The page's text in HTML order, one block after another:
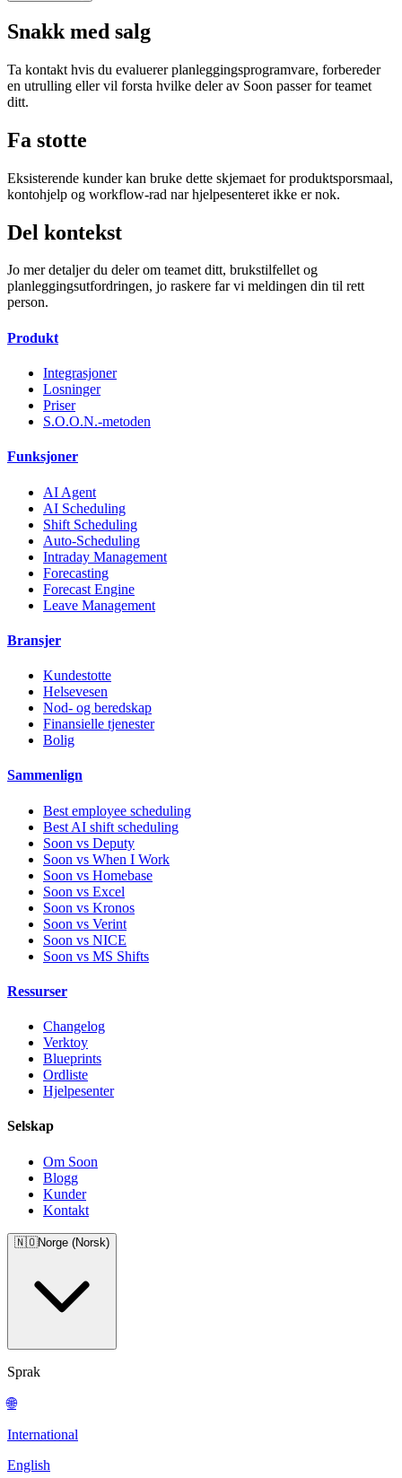
Snakk med salg
Ta kontakt hvis du evaluerer planleggingsprogramvare, forbereder
en utrulling eller vil forsta hvilke deler av Soon passer for teamet
ditt.
Fa stotte
Eksisterende kunder kan bruke dette skjemaet for produktsporsmaal,
kontohjelp og workflow-rad nar hjelpesenteret ikke er nok.
Del kontekst
Jo mer detaljer du deler om teamet ditt, brukstilfellet og
planleggingsutfordringen, jo raskere far vi meldingen din til rett
person.
Produkt
Integrasjoner
Losninger
Priser
S.O.O.N.-metoden
Funksjoner
AI Agent
AI Scheduling
Shift Scheduling
Auto-Scheduling
Intraday Management
Forecasting
Forecast Engine
Leave Management
Bransjer
Kundestotte
Helsevesen
Nod- og beredskap
Finansielle tjenester
Bolig
Sammenlign
Best employee scheduling
Best AI shift scheduling
Soon vs Deputy
Soon vs When I Work
Soon vs Homebase
Soon vs Excel
Soon vs Kronos
Soon vs Verint
Soon vs NICE
Soon vs MS Shifts
Ressurser
Changelog
Verktoy
Blueprints
Ordliste
Hjelpesenter
Selskap
Om Soon
Blogg
Kunder
Kontakt
🇳🇴Norge (Norsk)
Sprak
🌐
International
English